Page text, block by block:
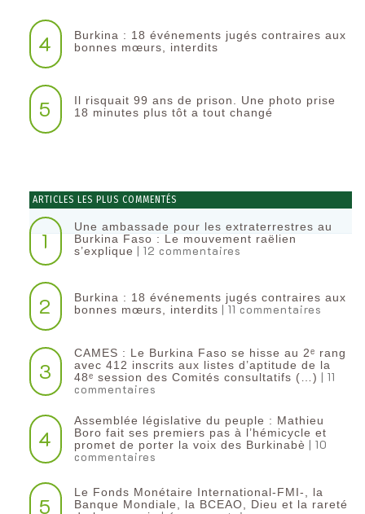
4
Burkina : 18 événements jugés contraires aux
bonnes mœurs, interdits
5
Il risquait 99 ans de prison. Une photo prise
18 minutes plus tôt a tout changé
ARTICLES LES PLUS COMMENTÉS
1
Une ambassade pour les extraterrestres au
Burkina Faso : Le mouvement raëlien
s’explique | 12 commentaires
2
Burkina : 18 événements jugés contraires aux
bonnes mœurs, interdits | 11 commentaires
3
CAMES : Le Burkina Faso se hisse au 2ᵉ rang
avec 412 inscrits aux listes d’aptitude de la
48ᵉ session des Comités consultatifs (…) | 11
commentaires
4
Assemblée législative du peuple : Mathieu
Boro fait ses premiers pas à l’hémicycle et
promet de porter la voix des Burkinabè | 10
commentaires
5
Le Fonds Monétaire International-FMI-, la
Banque Mondiale, la BCEAO, Dieu et la rareté